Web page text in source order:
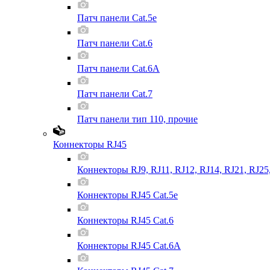
Патч панели Cat.5e
Патч панели Cat.6
Патч панели Cat.6A
Патч панели Cat.7
Патч панели тип 110, прочие
Коннекторы RJ45
Коннекторы RJ9, RJ11, RJ12, RJ14, RJ21,
Коннекторы RJ45 Cat.5e
Коннекторы RJ45 Cat.6
Коннекторы RJ45 Cat.6A